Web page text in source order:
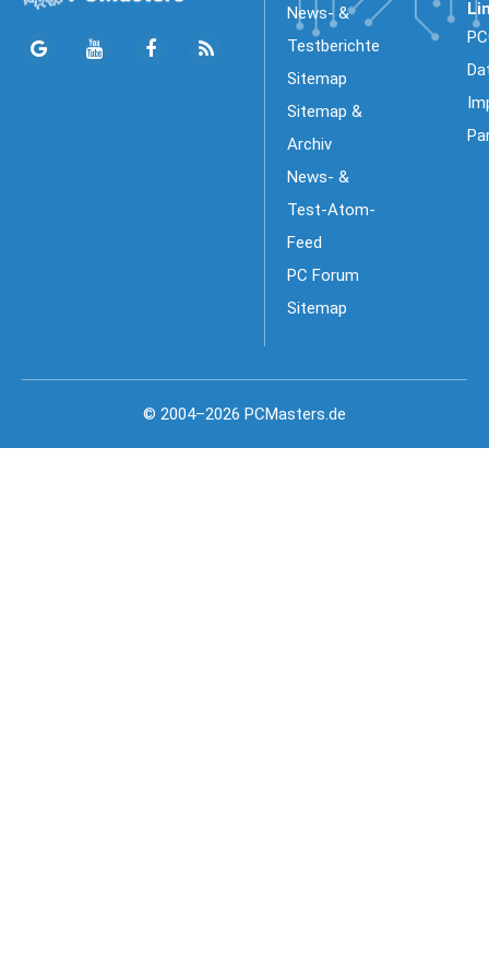
News- &
Testberichte
Sitemap
Sitemap &
Archiv
News- &
Test-Atom-
Feed
PC Forum
Sitemap
© 2004–2026 PCMasters.de